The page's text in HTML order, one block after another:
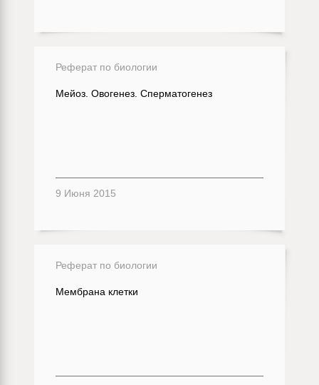
Реферат по биологии
Мейоз. Овогенез. Сперматогенез
9 Июня 2015
Реферат по биологии
Мембрана клетки